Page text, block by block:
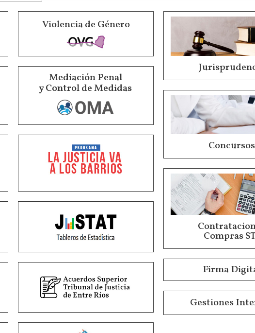
Violencia de Género
Mediación Penal
y Control de Medidas
Concursos
Compras
Firma
Gestiones